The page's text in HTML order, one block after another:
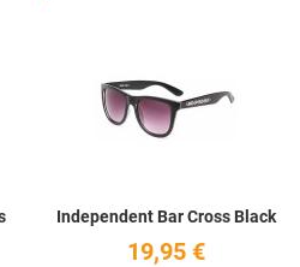
Quick View
Independent Bar Cross Black
19,95 €